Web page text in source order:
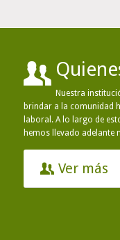
Nuestra
brindar a la comunidad
laboral. A lo largo de
hemos llevado adelante
Ver más